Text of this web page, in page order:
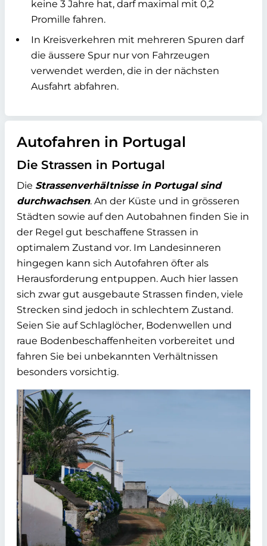
keine 3 Jahre hat, darf maximal mit 0,2
Promille fahren.
In Kreisverkehren mit mehreren Spuren darf
die äussere Spur nur von Fahrzeugen
verwendet werden, die in der nächsten
Ausfahrt abfahren.
Autofahren in Portugal
Die Strassen in Portugal
Die Strassenverhältnisse in Portugal sind
durchwachsen. An der Küste und in grösseren
Städten sowie auf den Autobahnen finden Sie in
der Regel gut beschaffene Strassen in
optimalem Zustand vor. Im Landesinneren
hingegen kann sich Autofahren öfter als
Herausforderung entpuppen. Auch hier lassen
sich zwar gut ausgebaute Strassen finden, viele
Strecken sind jedoch in schlechtem Zustand.
Seien Sie auf Schlaglöcher, Bodenwellen und
raue Bodenbeschaffenheiten vorbereitet und
fahren Sie bei unbekannten Verhältnissen
besonders vorsichtig.